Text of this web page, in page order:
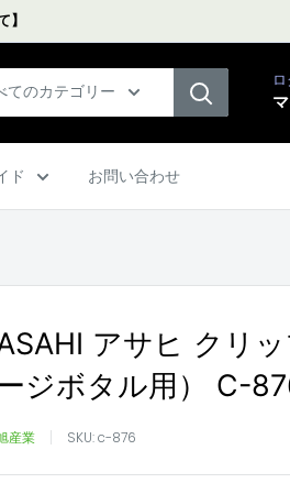
】
てのカテゴリー
ド お問い合わせ
アサヒ クリ
ジボタル用） C-
産業 SKU:c-876